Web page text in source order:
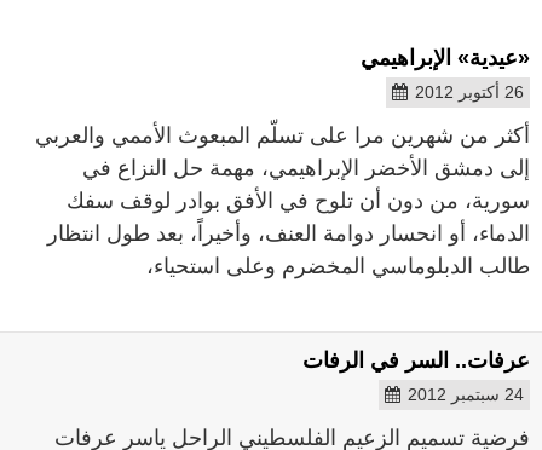
«عيدية» الإبراهيمي
26 أكتوبر 2012
أكثر من شهرين مرا على تسلّم المبعوث الأممي والعربي
إلى دمشق الأخضر الإبراهيمي، مهمة حل النزاع في
سورية، من دون أن تلوح في الأفق بوادر لوقف سفك
الدماء، أو انحسار دوامة العنف، وأخيراً، بعد طول انتظار
طالب الدبلوماسي المخضرم وعلى استحياء،
عرفات.. السر في الرفات
24 سبتمبر 2012
فرضية تسميم الزعيم الفلسطيني الراحل ياسر عرفات